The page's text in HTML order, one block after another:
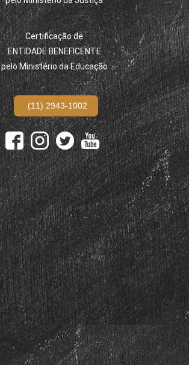
Certificação de
ENTIDADE BENEFICENTE
pelo Ministério da Educação
(11) 2943-1002